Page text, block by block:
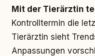
Mit der Tierärztin
Kontrolltermin die
Tierärztin sieht
Anpassungen